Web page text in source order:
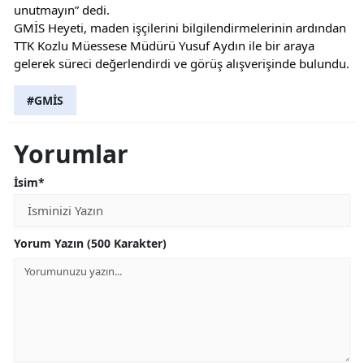
unutmayın” dedi.
GMİS Heyeti, maden işçilerini bilgilendirmelerinin ardından
TTK Kozlu Müessese Müdürü Yusuf Aydın ile bir araya
gelerek süreci değerlendirdi ve görüş alışverişinde bulundu.
#GMİS
Yorumlar
İsim*
Yorum Yazın (500 Karakter)